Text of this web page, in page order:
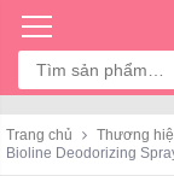
Tìm
kiếm:
Trang chủ Thương
Bioline Deodorizing